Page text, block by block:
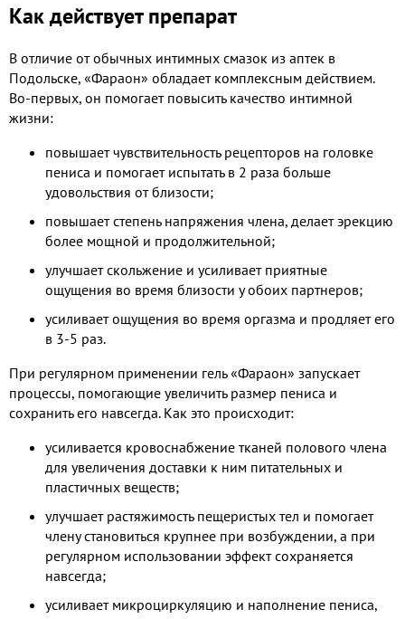
Как действует препарат
В отличие от обычных интимных смазок из аптек в
Подольске, «Фараон» обладает комплексным действием.
Во-первых, он помогает повысить качество интимной
жизни:
повышает чувствительность рецепторов на головке
пениса и помогает испытать в 2 раза больше
удовольствия от близости;
повышает степень напряжения члена, делает эрекцию
более мощной и продолжительной;
улучшает скольжение и усиливает приятные
ощущения во время близости у обоих партнеров;
усиливает ощущения во время оргазма и продляет его
в 3-5 раз.
При регулярном применении гель «Фараон» запускает
процессы, помогающие увеличить размер пениса и
сохранить его навсегда. Как это происходит:
усиливается кровоснабжение тканей полового члена
для увеличения доставки к ним питательных и
пластичных веществ;
улучшает растяжимость пещеристых тел и помогает
члену становиться крупнее при возбуждении, а при
регулярном использовании эффект сохраняется
навсегда;
усиливает микроциркуляцию и наполнение пениса,